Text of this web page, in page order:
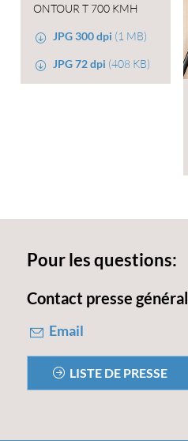
ONTOUR T 700 KMH
JPG 300 dpi (1 MB)
JPG 72 dpi (408 KB)
Pour les questions:
Contact presse général
Email
LISTE DE PRESSE